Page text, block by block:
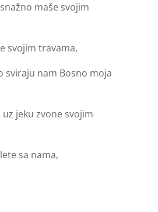
maše svojim
svojim travama,
sviraju nam Bosno moja
jeku zvone svojim
sa nama,